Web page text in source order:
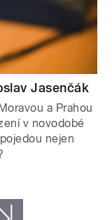
Jasenčák
a Prahou
v novodobé
nejen